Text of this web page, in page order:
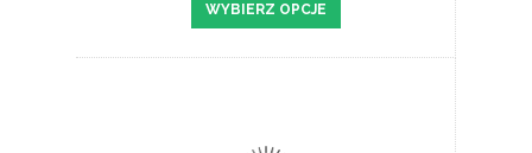
WYBIERZ OPCJE